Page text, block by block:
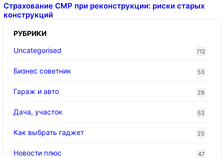
Страхование СМР при реконструкции: риски старых
конструкций
РУБРИКИ
Uncategorised
712
Бизнес советник 53
Гараж и авто 29
Дача, участок 53
Как выбрать гаджет 25
Новости плюс 47